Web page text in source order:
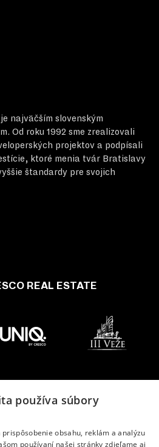
je najväčším slovenským
Od roku 1992 sme zrealizovali
projektov a podpísali
ktoré menia tvár Bratislavy
štandardy pre svojich
REAL ESTATE
používa súbory
obsahu, reklám a analýzu
používaní našej stránky zdieľame aj